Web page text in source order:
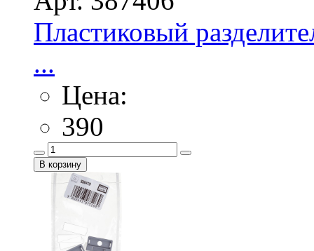
Пластиковый
...
Цена:
390